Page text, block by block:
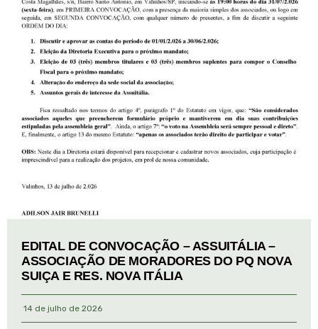
EDITAL DE CONVOCAÇÃO – ASSUITÁLIA –
ASSOCIAÇÃO DE MORADORES DO PQ NOVA
SUIÇA E RES. NOVA ITÁLIA
14 de julho de 2026